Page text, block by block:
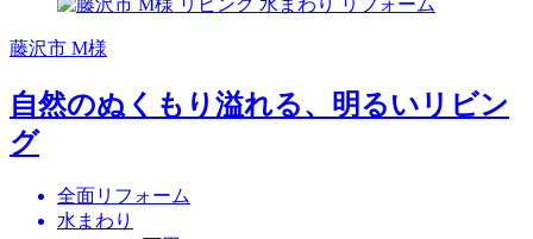
藤沢市 M様
自然のぬくもり溢れる、明るいリビン
グ
全面リフォーム
水まわり